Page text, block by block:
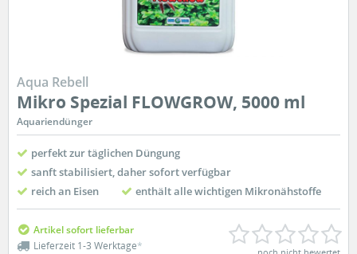
Aqua Rebell
Mikro Spezial FLOWGROW, 5000 ml
Aquariendünger
perfekt zur täglichen Düngung
sanft stabilisiert, daher sofort verfügbar
reich an Eisen
enthält alle wichtigen Mikronähstoffe
Artikel sofort lieferbar
Lieferzeit 1-3 Werktage*